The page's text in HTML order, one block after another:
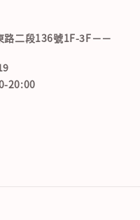
路二段136號1F-3F－－
20:00